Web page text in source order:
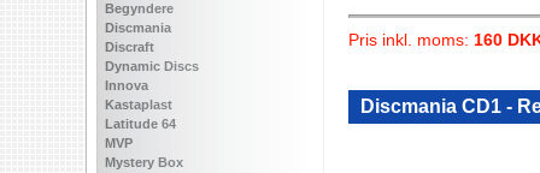
Begyndere
Discmania
Discraft
Dynamic Discs
Innova
Kastaplast
Latitude 64
MVP
Mystery Box
Pris inkl. moms: 160
Discmania CD1 -